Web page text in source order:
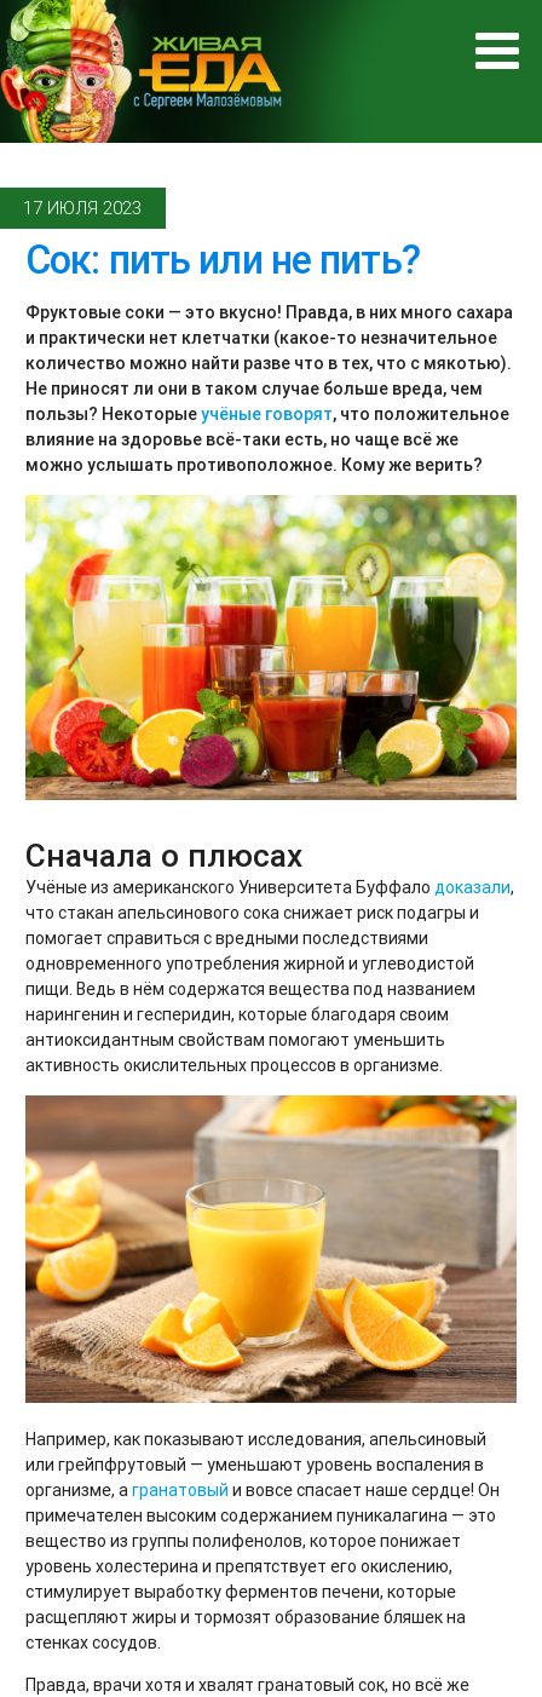
17 ИЮЛЯ 2023
Сок: пить или не пить?
Фруктовые соки — это вкусно! Правда, в них много сахара
и практически нет клетчатки (какое-то незначительное
количество можно найти разве что в тех, что с мякотью).
Не приносят ли они в таком случае больше вреда, чем
пользы? Некоторыеучёные говорят, что положительное
влияние на здоровье всё-таки есть, но чаще всё же
можно услышать противоположное. Кому же верить?
Сначала о плюсах
Учёные из американского Университета Буффало доказали,
что стакан апельсинового сока снижает риск подагры и
помогает справиться с вредными последствиями
одновременного употребления жирной и углеводистой
пищи. Ведь в нём содержатся вещества под названием
нарингенин и гесперидин, которые благодаря своим
антиоксидантным свойствам помогают уменьшить
активность окислительных процессов в организме.
Например, как показывают исследования, апельсиновый
или грейпфрутовый — уменьшают уровень воспаления в
организме, а гранатовый и вовсе спасает наше сердце! Он
примечателен высоким содержанием пуникалагина — это
вещество из группы полифенолов, которое понижает
уровень холестерина и препятствует его окислению,
стимулирует выработку ферментов печени, которые
расщепляют жиры и тормозят образование бляшек на
стенках сосудов.
Правда, врачи хотя и хвалят гранатовый сок, но всё же